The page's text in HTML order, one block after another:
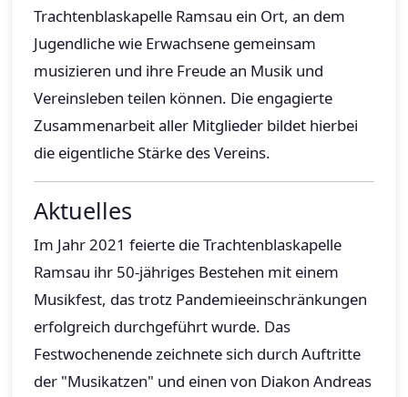
Trachtenblaskapelle Ramsau ein Ort, an dem
Jugendliche wie Erwachsene gemeinsam
musizieren und ihre Freude an Musik und
Vereinsleben teilen können. Die engagierte
Zusammenarbeit aller Mitglieder bildet hierbei
die eigentliche Stärke des Vereins.
Aktuelles
Im Jahr 2021 feierte die Trachtenblaskapelle
Ramsau ihr 50-jähriges Bestehen mit einem
Musikfest, das trotz Pandemieeinschränkungen
erfolgreich durchgeführt wurde. Das
Festwochenende zeichnete sich durch Auftritte
der "Musikatzen" und einen von Diakon Andreas